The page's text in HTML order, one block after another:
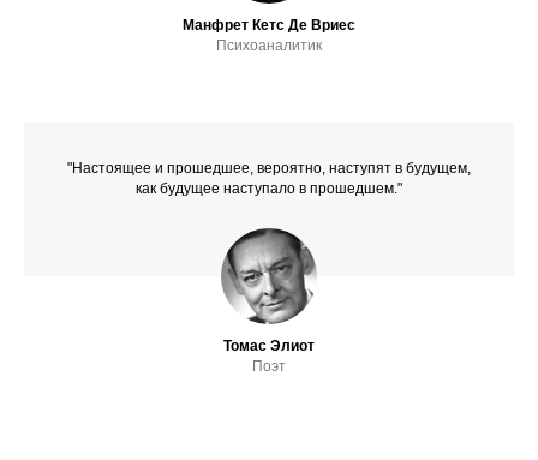
Манфрет Кетс Де Вриес
Психоаналитик
"Настоящее и прошедшее, вероятно, наступят в будущем,
как будущее наступало в прошедшем."
Томас Элиот
Поэт